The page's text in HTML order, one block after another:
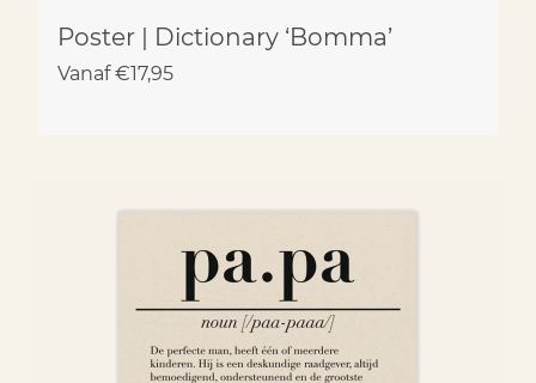
Poster | Dictionary ‘Bomma’
Vanaf €17,95